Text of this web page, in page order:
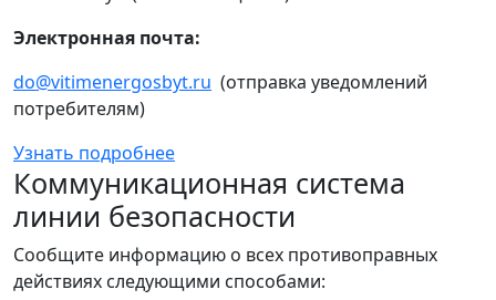
Электронная почта:
do@vitimenergosbyt.ru (отправка уведомлений
потребителям)
Узнать подробнее
Коммуникационная система
линии безопасности
Сообщите информацию о всех противоправных
действиях следующими способами: